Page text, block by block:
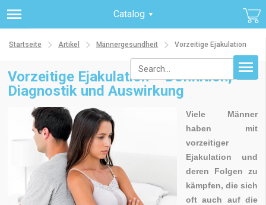
Catalog
Startseite Artikel Männergesundheit Vorzeitige Ejakulation
Vorzeitige Ejakulation – Definition,
Diagnostik und Auswirkung
Viele Männer
haben mit
vorzeitiger
Ejakulation und
deren Folgen zu
kämpfen, die sich
oft auch auf die